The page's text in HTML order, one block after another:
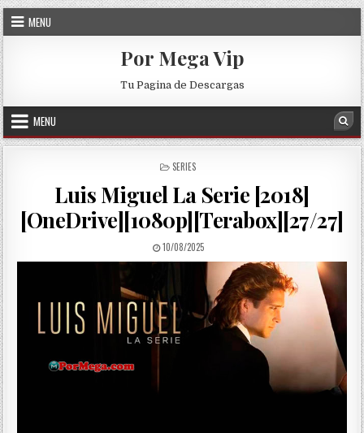
Skip to content
MENU
Por Mega Vip
Tu Pagina de Descargas
MENU
POSTED IN
SERIES
Luis Miguel La Serie [2018]
[OneDrive][1080p][Terabox][27/27]
PUBLISHED DATE:
10/08/2025